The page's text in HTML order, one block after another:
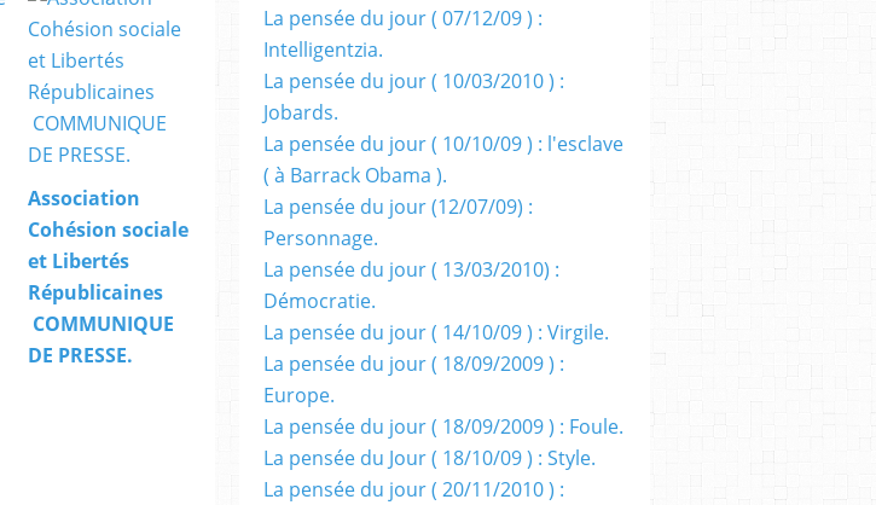
Association
Cohésion sociale
et Libertés
Républicaines
COMMUNIQUE
DE PRESSE.
La pensée du jour ( 07/12/09 ) :
Intelligentzia.
La pensée du jour ( 10/03/2010 ) :
Jobards.
La pensée du jour ( 10/10/09 ) : l'esclave
( à Barrack Obama ).
La pensée du jour (12/07/09) :
Personnage.
La pensée du jour ( 13/03/2010) :
Démocratie.
La pensée du jour ( 14/10/09 ) : Virgile.
La pensée du jour ( 18/09/2009 ) :
Europe.
La pensée du jour ( 18/09/2009 ) : Foule.
La pensée du Jour ( 18/10/09 ) : Style.
La pensée du jour ( 20/11/2010 ) :